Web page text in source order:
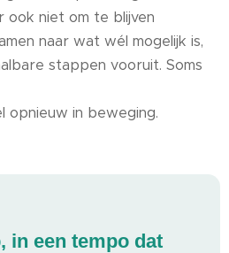
ook niet om te blijven
naar wat wél mogelijk is,
stappen vooruit. Soms
opnieuw in beweging.
in een tempo dat